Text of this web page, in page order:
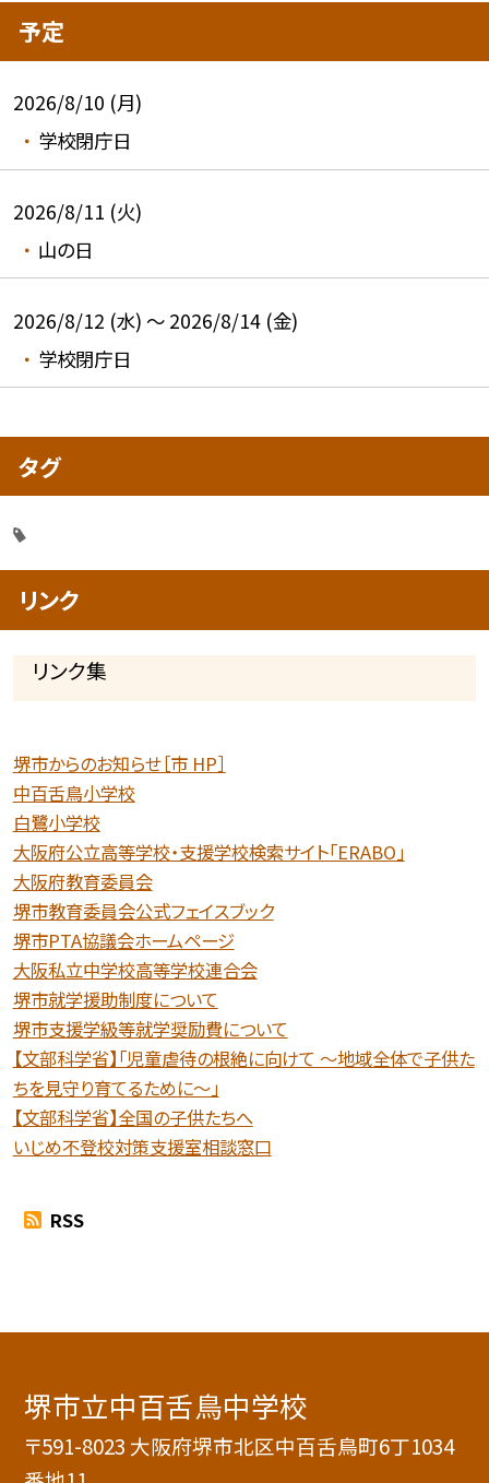
予定
2026/8/10 (月)
学校閉庁日
2026/8/11 (火)
山の日
2026/8/12 (水) ～ 2026/8/14 (金)
学校閉庁日
タグ
リンク
リンク集
堺市からのお知らせ［市 HP］
中百舌鳥小学校
白鷺小学校
大阪府公立高等学校・支援学校検索サイト「ERABO」
大阪府教育委員会
堺市教育委員会公式フェイスブック
堺市PTA協議会ホームページ
大阪私立中学校高等学校連合会
堺市就学援助制度について
堺市支援学級等就学奨励費について
【文部科学省】「児童虐待の根絶に向けて 〜地域全体で子供た
ちを見守り育てるために〜」
【文部科学省】全国の子供たちへ
いじめ不登校対策支援室相談窓口
RSS
堺市立中百舌鳥中学校
〒591-8023 大阪府堺市北区中百舌鳥町6丁1034